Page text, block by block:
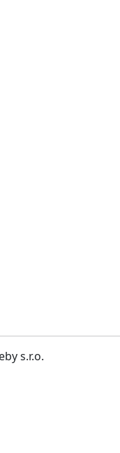
s.r.o.